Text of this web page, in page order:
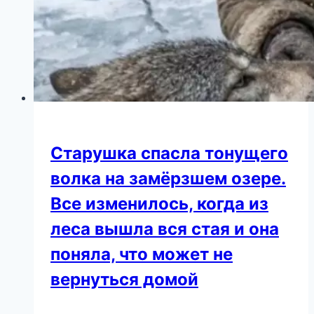
Старушка спасла тонущего
волка на замёрзшем озере.
Все изменилось, когда из
леса вышла вся стая и она
поняла, что может не
вернуться домой